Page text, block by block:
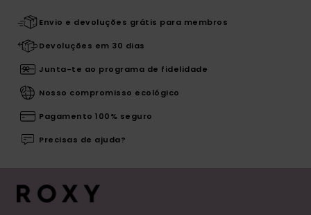
Envio e devoluções grátis para membros
Devoluções em 30 dias
Junta-te ao programa de fidelidade
Nosso compromisso ecológico
Pagamento 100% seguro
Precisas de ajuda?